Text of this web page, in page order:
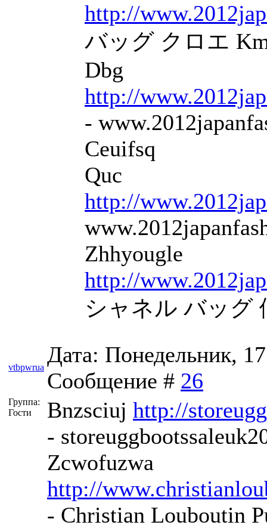
http://
バッグ クロエ
Dbg
http://
-
Ceuifsq
Quc
http://
Zhhyougle
http://
シャネル バッグ
vtbpwrua
Дата: Понедельник,
Сообщение # 26
Группа:
Гости
Bnzsciuj http://
-
Zcwofuzwa
http://
- Christian Louboutin